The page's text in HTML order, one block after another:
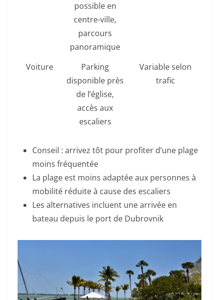
possible en
centre-ville,
parcours
panoramique
Voiture
Parking
disponible près
de l’église,
accès aux
escaliers
Variable selon
trafic
Conseil : arrivez tôt pour profiter d’une plage
moins fréquentée
La plage est moins adaptée aux personnes à
mobilité réduite à cause des escaliers
Les alternatives incluent une arrivée en
bateau depuis le port de Dubrovnik